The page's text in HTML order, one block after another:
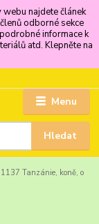
najdete článek
odborné sekce
informace k
atd. Klepněte na
Menu
Hledat
1137 Tanzánie, koně, o